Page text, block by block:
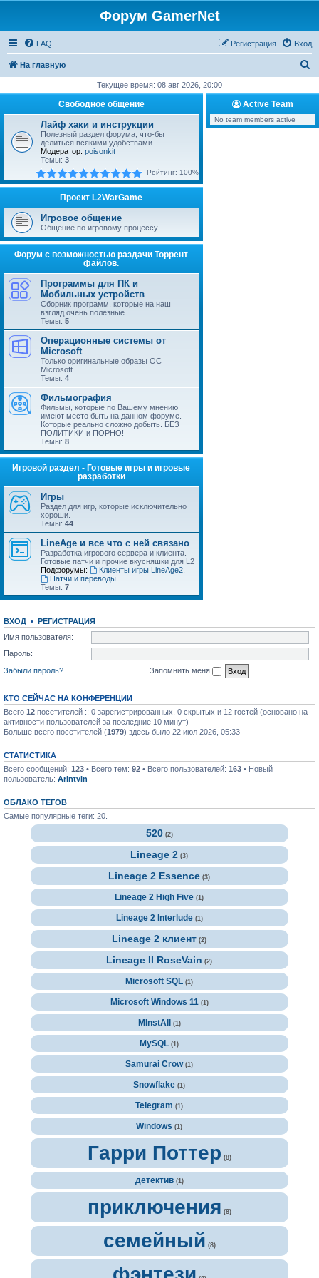
Форум GamerNet
FAQ Вход
Регистрация
На главную
с
Текущее время: 08 авг 2026, 20:00
Свободное общение
Лайф хаки и инструкции
Полезный раздел форума, что-бы
делиться всякими удобствами.
Модератор: poisonkit
Темы: 3
Рейтинг: 100%
Проект L2WarGame
Игровое общение
Общение по игровому процессу
Форум с возможностью раздачи Торрент
файлов.
Программы для ПК и
Мобильных устройств
Сборник программ, которые на наш
взгляд очень полезные
Темы: 5
Операционные системы от
Microsoft
Только оригинальные образы ОС
Microsoft
Темы: 4
Фильмография
Фильмы, которые по Вашему мнению
имеют место быть на данном форуме.
Которые реально сложно добыть. БЕЗ
ПОЛИТИКИ и ПОРНО!
Темы: 8
Игровой раздел - Готовые игры и игровые
разработки
Игры
Раздел для игр, которые исключительно
хороши.
Темы: 44
LineAge и все что с ней связано
Разработка игрового сервера и клиента.
Готовые патчи и прочие вкусняшки для L2
Подфорумы:
Клиенты игры LineAge2,
Патчи и переводы
Темы: 7
Active Team
No team members active
ВХОД • РЕГИСТРАЦИЯ
Имя пользователя:
Пароль:
Забыли пароль?
Запомнить меня
КТО СЕЙЧАС НА КОНФЕРЕНЦИИ
Всего 12 посетителей :: 0 зарегистрированных, 0 скрытых и 12 гостей (основано на
активности пользователей за последние 10 минут)
Больше всего посетителей (1979) здесь было 22 июл 2026, 05:33
СТАТИСТИКА
Всего сообщений: 123 • Всего тем: 92 • Всего пользователей: 163 • Новый
пользователь: Arintvin
ОБЛАКО ТЕГОВ
Самые популярные теги: 20.
520 (2)
Lineage 2 (3)
Lineage 2 Essence (3)
Lineage 2 High Five (1)
Lineage 2 Interlude (1)
Lineage 2 клиент (2)
Lineage II RoseVain (2)
Microsoft SQL (1)
Microsoft Windows 11 (1)
MInstAll (1)
MySQL (1)
Samurai Crow (1)
Snowflake (1)
Telegram (1)
Windows (1)
Гарри Поттер (8)
детектив (1)
приключения (8)
семейный (8)